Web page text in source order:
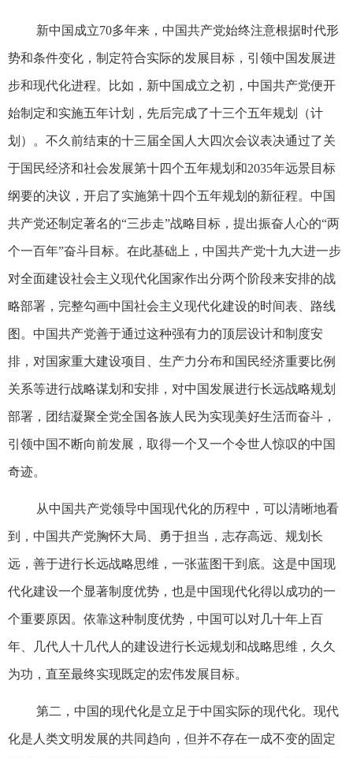
新中国成立70多年来，中国共产党始终注意根据时代形
势和条件变化，制定符合实际的发展目标，引领中国发展进
步和现代化进程。比如，新中国成立之初，中国共产党便开
始制定和实施五年计划，先后完成了十三个五年规划（计
划）。不久前结束的十三届全国人大四次会议表决通过了关
于国民经济和社会发展第十四个五年规划和2035年远景目标
纲要的决议，开启了实施第十四个五年规划的新征程。中国
共产党还制定著名的“三步走”战略目标，提出振奋人心的“两
个一百年”奋斗目标。在此基础上，中国共产党十九大进一步
对全面建设社会主义现代化国家作出分两个阶段来安排的战
略部署，完整勾画中国社会主义现代化建设的时间表、路线
图。中国共产党善于通过这种强有力的顶层设计和制度安
排，对国家重大建设项目、生产力分布和国民经济重要比例
关系等进行战略谋划和安排，对中国发展进行长远战略规划
部署，团结凝聚全党全国各族人民为实现美好生活而奋斗，
引领中国不断向前发展，取得一个又一个令世人惊叹的中国
奇迹。
从中国共产党领导中国现代化的历程中，可以清晰地看
到，中国共产党胸怀大局、勇于担当，志存高远、规划长
远，善于进行长远战略思维，一张蓝图干到底。这是中国现
代化建设一个显著制度优势，也是中国现代化得以成功的一
个重要原因。依靠这种制度优势，中国可以对几十年上百
年、几代人十几代人的建设进行长远规划和战略思维，久久
为功，直至最终实现既定的宏伟发展目标。
第二，中国的现代化是立足于中国实际的现代化。现代
化是人类文明发展的共同趋向，但并不存在一成不变的固定